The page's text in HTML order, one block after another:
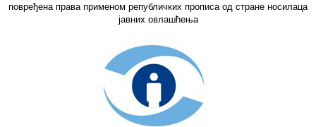
повређена права применом републичких прописа од стране носилаца
јавних овлашћења